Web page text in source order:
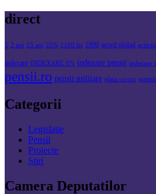
direct
1 2 ani 15 ani 25% 1100 lei 1990 acord global
indexare INDEXARE 6% indexare pensii indexare
pensii.ro pensii militare plata cu ora premii
Categorii
Legislatie
Pensii
Proiecte
Știri
Camera Deputatilor